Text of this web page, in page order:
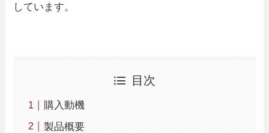
しています。
目次
購入動機
製品概要